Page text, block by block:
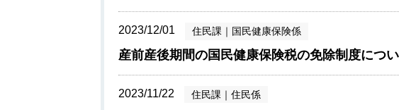
2023/12/01 住民課 ｜ 国民健康保険係
産前産後期間の国民健康保険税の免除制度につ
2023/11/22 住民課 ｜ 住民係